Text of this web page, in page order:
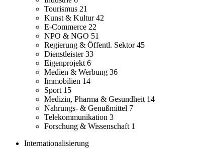
Tourismus 21
Kunst & Kultur42
E-Commerce 22
NPO & NGO 51
Regierung & Öffentl. Sektor45
Dienstleister33
Eigenprojekt 6
Medien & Werbung 36
Immobilien 14
Sport 15
Medizin, Pharma & Gesundheit 14
Nahrungs- & Genußmittel 7
Telekommunikation 3
Forschung & Wissenschaft 1
Internationalisierung